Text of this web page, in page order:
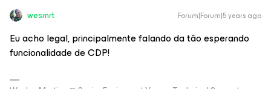
wesmrt Forum|Forum|5 years ago
Eu acho legal, principalmente falando da tão esperando
funcionalidade de CDP!